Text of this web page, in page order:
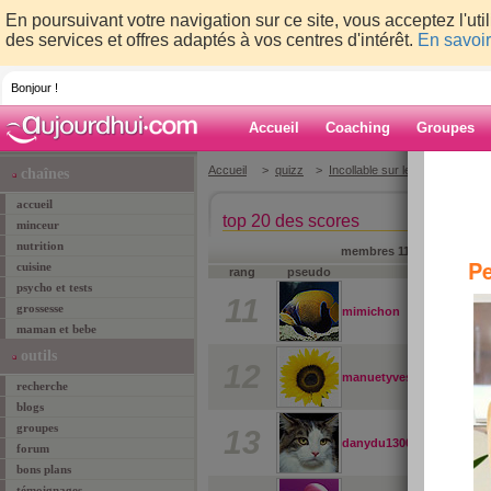
En poursuivant votre navigation sur ce site, vous acceptez
des services et offres adaptés à vos centres d'intérêt. En
Bonjour !
Accueil Coaching Groupes
chaînes
accueil
minceur
nutrition
cuisine
psycho et tests
grossesse
maman et bebe
outils
recherche
blogs
groupes
forum
bons plans
Accueil > quizz > Incollable sur les mamans des
top 20 des scores
membres 11-20
rang
pseudo
11 mimichon
manuetyves
13 danydu13009